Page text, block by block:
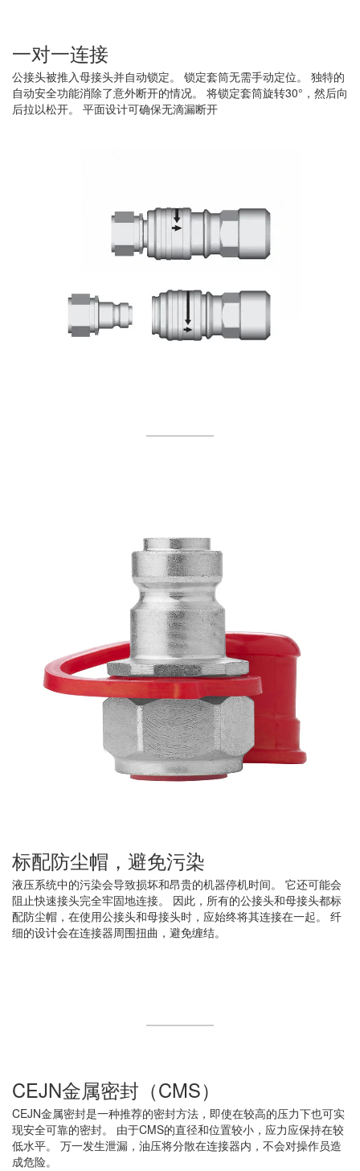
一对一连接
公接头被推入母接头并自动锁定。 锁定套筒无需手动定位。 独特的
自动安全功能消除了意外断开的情况。 将锁定套筒旋转30°，然后向
后拉以松开。 平面设计可确保无滴漏断开
标配防尘帽，避免污染
液压系统中的污染会导致损坏和昂贵的机器停机时间。 它还可能会
阻止快速接头完全牢固地连接。 因此，所有的公接头和母接头都标
配防尘帽，在使用公接头和母接头时，应始终将其连接在一起。 纤
细的设计会在连接器周围扭曲，避免缠结。
CEJN金属密封（CMS）
CEJN金属密封是一种推荐的密封方法，即使在较高的压力下也可实
现安全可靠的密封。 由于CMS的直径和位置较小，应力应保持在较
低水平。 万一发生泄漏，油压将分散在连接器内，不会对操作员造
成危险。